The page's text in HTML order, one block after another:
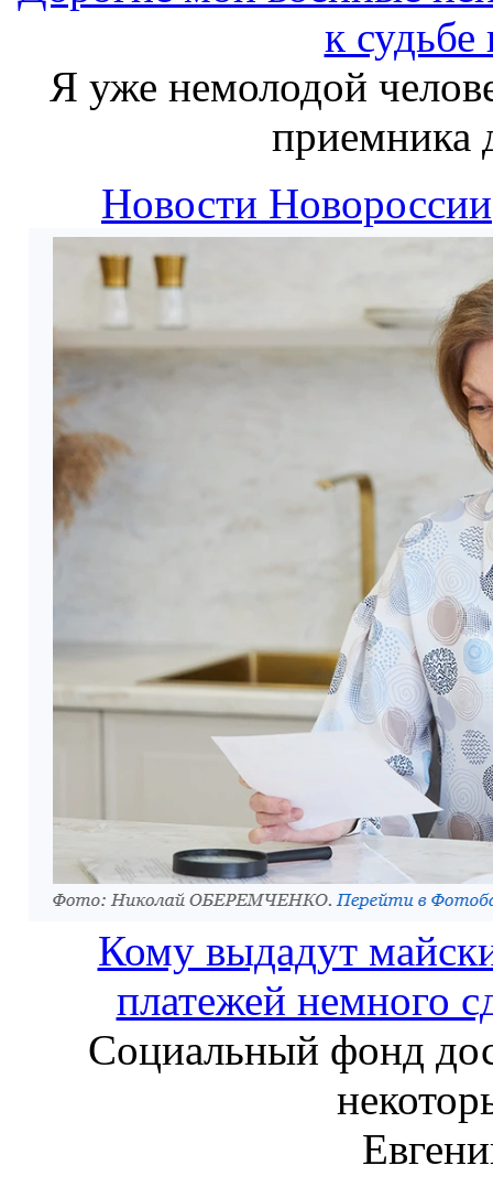
к
Я уже немолодой
приемника
Новости Новороссии
Кому выдадут
платежей немного
Социальный фонд